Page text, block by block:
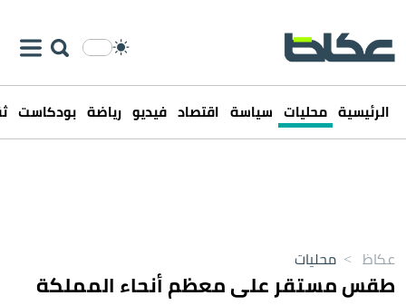
الرئيسية محليات سياسة اقتصاد فيديو رياضة بودكاست
عكاظ > محليات
طقس مستقر على معظم أنحاء المملكة